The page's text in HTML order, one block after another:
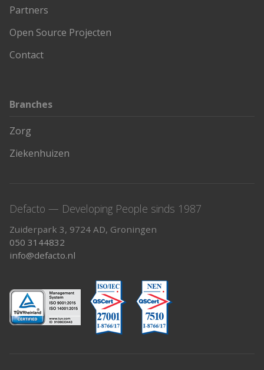
Partners
Open Source Projecten
Contact
Branches
Zorg
Ziekenhuizen
Defacto — Developing People sinds 1987
Zuiderpark 3, 9724 AD, Groningen
050 3144832
info@defacto.nl